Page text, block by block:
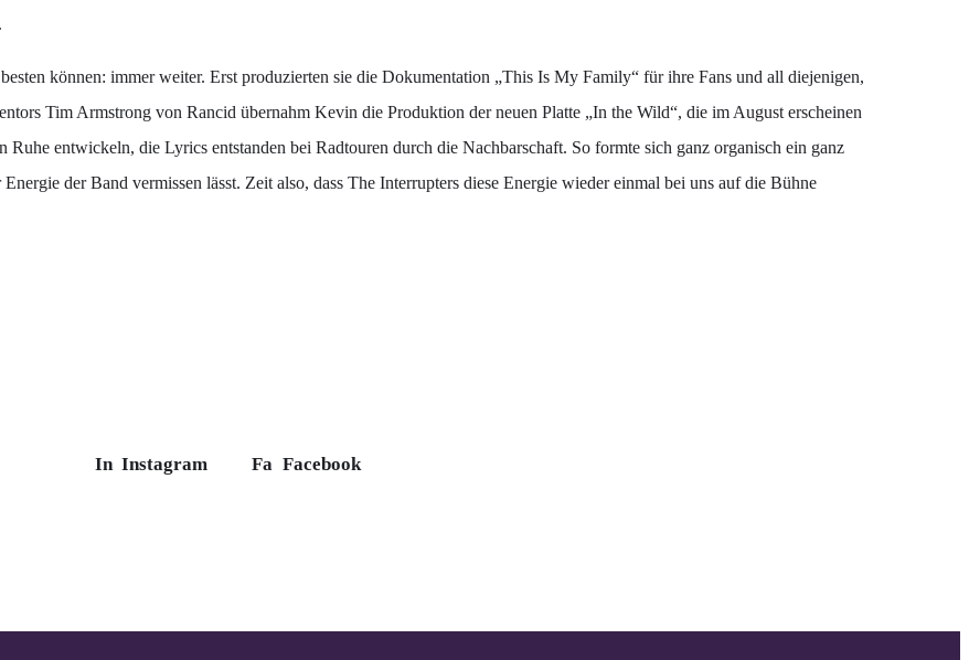
können: immer weiter. Erst produzierten sie die Dokumentation „This Is My Family“ für ihre Fans und all diejenigen,
Tim Armstrong von Rancid übernahm Kevin die Produktion der neuen Platte „In the Wild“, die im August erscheinen
entwickeln, die Lyrics entstanden bei Radtouren durch die Nachbarschaft. So formte sich ganz organisch ein ganz
der Band vermissen lässt. Zeit also, dass The Interrupters diese Energie wieder einmal bei uns auf die Bühne
In Instagram Fa Facebook